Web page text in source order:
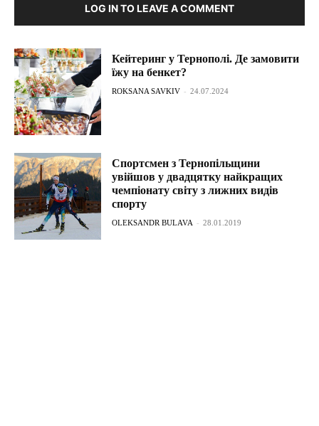
LOG IN TO LEAVE A COMMENT
Кейтеринг у Тернополі. Де замовити
їжу на бенкет?
ROKSANA SAVKIV - 24.07.2024
Спортсмен з Тернопільщини
увійшов у двадцятку найкращих
чемпіонату світу з лижних видів
спорту
OLEKSANDR BULAVA - 28.01.2019